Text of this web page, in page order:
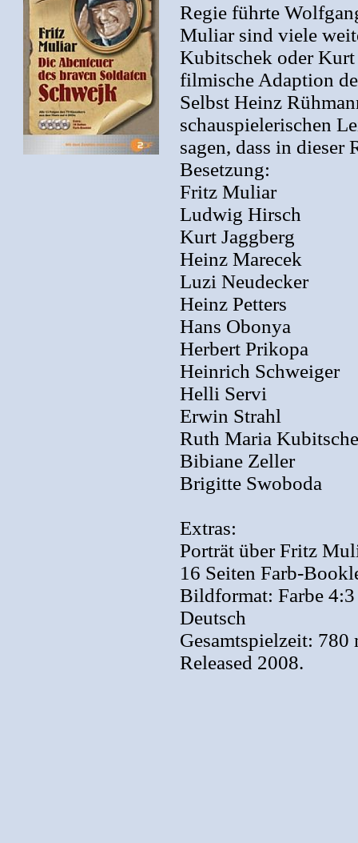
Regie führte
Muliar sind viele
Kubitschek oder Kurt
filmische Adaption
Selbst Heinz
schauspielerischen
sagen, dass in
Besetzung:
Fritz Muliar
Ludwig Hirsch
Kurt Jaggberg
Heinz Marecek
Luzi Neudecker
Heinz Petters
Hans Obonya
Herbert Prikopa
Heinrich Schweiger
Helli Servi
Erwin Strahl
Ruth Maria
Bibiane Zeller
Brigitte Swoboda
Extras:
Porträt über Fritz
16 Seiten Farb-
Bildformat: Farbe
Deutsch
Gesamtspielzeit:
Released 2008.